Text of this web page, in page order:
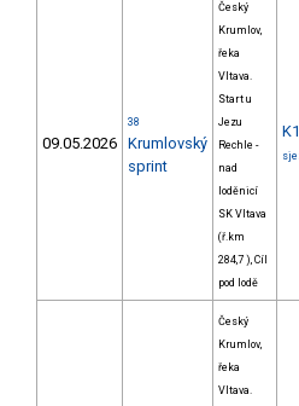
09.05.2026
38
Krumlovský
sprint
Český
Krumlov,
řeka
Vltava.
Start u
Jezu
Rechle -
nad
loděnicí
SK Vltava
(ř.km
284,7 ), Cíl
pod lodě
Český
Krumlov,
řeka
Vltava.